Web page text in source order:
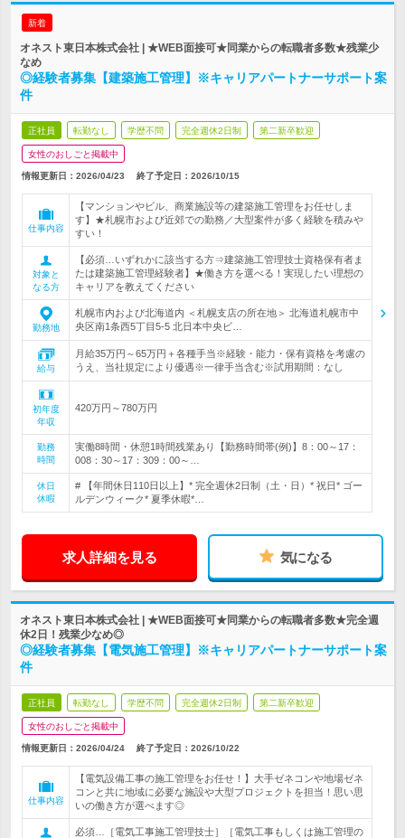
新着
オネスト東日本株式会社 | ★WEB面接可★同業からの転職者多数★残業少
なめ
◎経験者募集【建築施工管理】※キャリアパートナーサポート案
件
正社員 転勤なし 学歴不問 完全週休2日制 第二新卒歓迎
女性のおしごと掲載中
情報更新日：2026/04/23 終了予定日： 2026/10/15
仕事内容
【マンションやビル、商業施設等の建築施工管理をお任せしま
す】★札幌市および近郊での勤務／大型案件が多く経験を積みや
すい！
対象と
なる方
【必須…いずれかに該当する方⇒建築施工管理技士資格保有者ま
たは建築施工管理経験者】★働き方を選べる！実現したい理想の
キャリアを教えてください
勤務地
札幌市内および北海道内 ＜札幌支店の所在地＞ 北海道札幌市中
央区南1条西5丁目5-5 北日本中央ビ…
給与
月給35万円～65万円＋各種手当※経験・能力・保有資格を考慮の
うえ、当社規定により優遇※一律手当含む※試用期間：なし
初年度
年収
420万円～780万円
勤務
時間
実働8時間・休憩1時間残業あり【勤務時間帯(例)】8：00～17：
008：30～17：309：00～…
休日
休暇
# 【年間休日110日以上】* 完全週休2日制（土・日）* 祝日* ゴー
ルデンウィーク* 夏季休暇*…
求人詳細を見る 気になる
オネスト東日本株式会社 | ★WEB面接可★同業からの転職者多数★完全週
休2日！残業少なめ◎
◎経験者募集【電気施工管理】※キャリアパートナーサポート案
件
正社員 転勤なし 学歴不問 完全週休2日制 第二新卒歓迎
女性のおしごと掲載中
情報更新日：2026/04/24 終了予定日： 2026/10/22
仕事内容
【電気設備工事の施工管理をお任せ！】大手ゼネコンや地場ゼネ
コンと共に地域に必要な施設や大型プロジェクトを担当！思い思
いの働き方が選べます◎
必須…［電気工事施工管理技士］［電気工事もしくは施工管理の